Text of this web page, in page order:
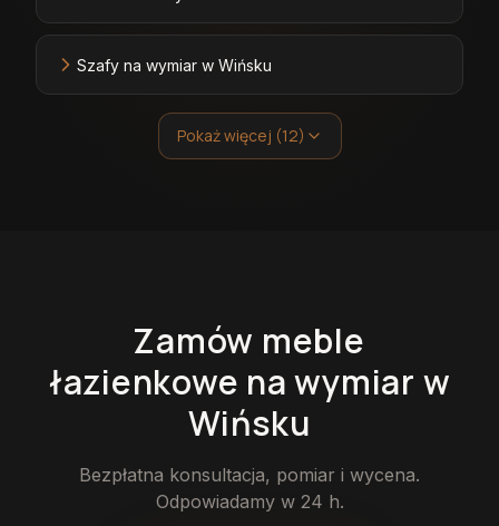
Szafy na wymiar w Wińsku
Pokaż więcej (12)
Zamów meble
łazienkowe na wymiar w
Wińsku
Bezpłatna konsultacja, pomiar i wycena.
Odpowiadamy w 24 h.